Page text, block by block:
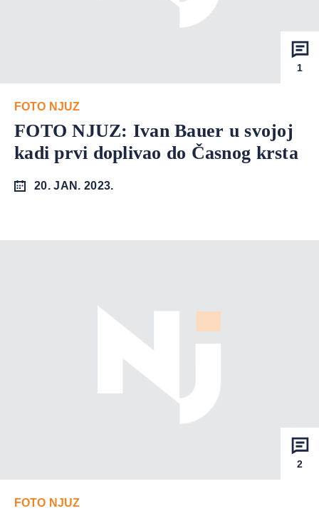
1
FOTO NJUZ
FOTO NJUZ: Ivan Bauer u svojoj
kadi prvi doplivao do Časnog krsta
20. JAN. 2023.
2
FOTO NJUZ